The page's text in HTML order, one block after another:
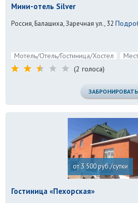
Мини-отель Silver
Россия, Балашиха, Заречная ул., 32
Мотель/Отель/Гостиница/Хостел
(2 голоса)
ЗАБРОНИРОВАТЬ
от 3 500 руб./сутки
Гостиница «Пехорская»